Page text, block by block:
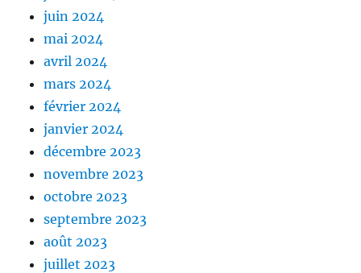
juin 2024
mai 2024
avril 2024
mars 2024
février 2024
janvier 2024
décembre 2023
novembre 2023
octobre 2023
septembre 2023
août 2023
juillet 2023